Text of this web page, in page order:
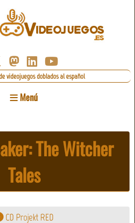
videojuegos doblados al español
Menú
The Witcher
Tales
CD Projekt RED